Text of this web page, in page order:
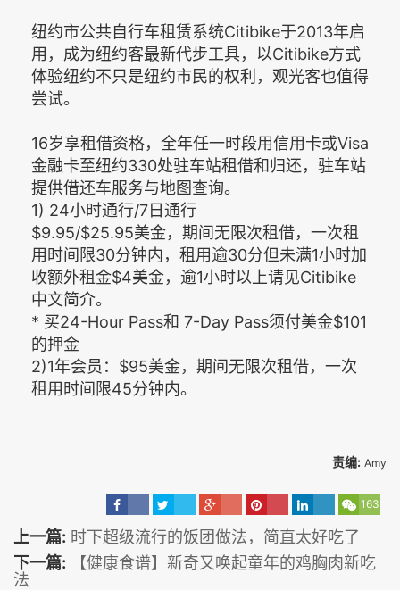
纽约市公共自行车租赁系统Citibike于2013年启
用，成为纽约客最新代步工具，以Citibike方式
体验纽约不只是纽约市民的权利，观光客也值得
尝试。
16岁享租借资格，全年任一时段用信用卡或Visa
金融卡至纽约330处驻车站租借和归还，驻车站
提供借还车服务与地图查询。
1) 24小时通行/7日通行
$9.95/$25.95美金，期间无限次租借，一次租
用时间限30分钟内，租用逾30分但未满1小时加
收额外租金$4美金，逾1小时以上请见Citibike
中文简介。
* 买24-Hour Pass和 7-Day Pass须付美金$101
的押金
2)1年会员：$95美金，期间无限次租借，一次
租用时间限45分钟内。
责编: Amy
163
上一篇: 时下超级流行的饭团做法，简直太好吃了
下一篇:
【健康食谱】新奇又唤起童年的鸡胸肉新吃
法